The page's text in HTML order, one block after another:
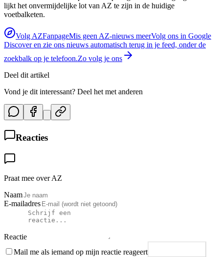
lijkt het onvermijdelijke lot van AZ te zijn in de huidige
voetbalketen.
Volg AZFanpageMis geen AZ-nieuws meerVolg ons in Google
Discover en zie ons nieuws automatisch terug in je feed, onder de
zoekbalk op je telefoon.Zo volg je ons
Deel dit artikel
Vond je dit interessant? Deel het met anderen
Reacties
Praat mee over AZ
Naam
E-mailadres
Reactie
Mail me als iemand op mijn reactie reageert